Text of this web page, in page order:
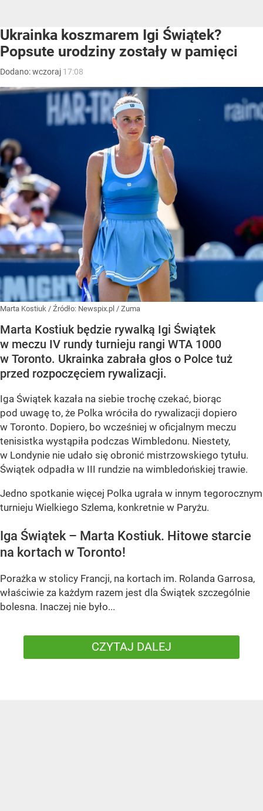
Ukrainka koszmarem Igi Świątek?
Popsute urodziny zostały w pamięci
Dodano:wczoraj 17:08
Marta Kostiuk / Źródło: Newspix.pl / Zuma
Marta Kostiuk będzie rywalką Igi Świątek
w meczu IV rundy turnieju rangi WTA 1000
w Toronto. Ukrainka zabrała głos o Polce tuż
przed rozpoczęciem rywalizacji.
Iga Świątek kazała na siebie trochę czekać, biorąc
pod uwagę to, że Polka wróciła do rywalizacji dopiero
w Toronto. Dopiero, bo wcześniej w oficjalnym meczu
tenisistka wystąpiła podczas Wimbledonu. Niestety,
w Londynie nie udało się obronić mistrzowskiego tytułu.
Świątek odpadła w III rundzie na wimbledońskiej trawie.
Jedno spotkanie więcej Polka ugrała w innym tegorocznym
turnieju Wielkiego Szlema, konkretnie w Paryżu.
Iga Świątek – Marta Kostiuk. Hitowe starcie
na kortach w Toronto!
Porażka w stolicy Francji, na kortach im. Rolanda Garrosa,
właściwie za każdym razem jest dla Świątek szczególnie
bolesna. Inaczej nie było...
CZYTAJ DALEJ